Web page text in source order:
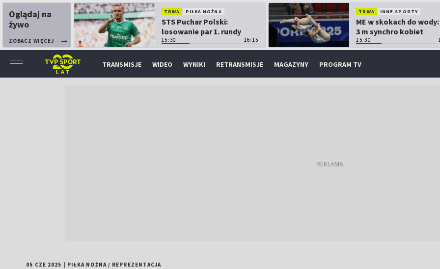
Oglądaj na
żywo
ZOBACZ WIĘCEJ
TRWA PIŁKA NOŻNA
STS Puchar Polski:
losowanie par 1. rundy
15:30 16:15
TRWA INNE SPORTY
ME w skokach do wody:
3 m synchro kobiet
15:30
TRANSMISJE WIDEO WYNIKI RETRANSMISJE MAGAZYNY PROGRAM TV
05 CZE 2025 PIŁKA NOŻNA/ REPREZENTACJA